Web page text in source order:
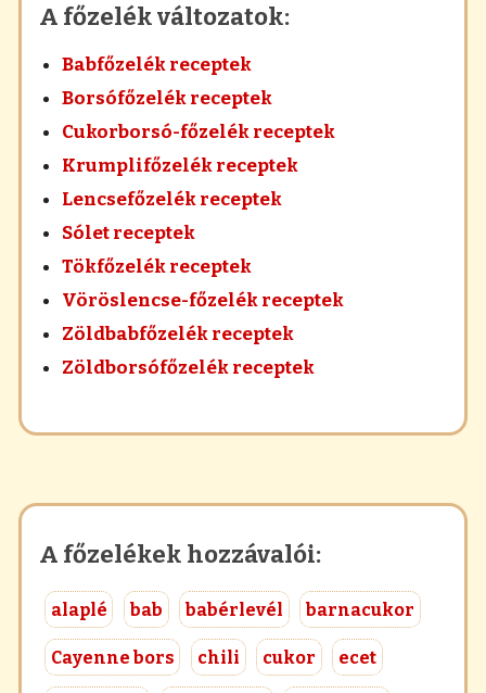
A főzelék változatok:
Babfőzelék receptek
Borsófőzelék receptek
Cukorborsó-főzelék receptek
Krumplifőzelék receptek
Lencsefőzelék receptek
Sólet receptek
Tökfőzelék receptek
Vöröslencse-főzelék receptek
Zöldbabfőzelék receptek
Zöldborsófőzelék receptek
A főzelékek hozzávalói:
alaplé bab babérlevél barnacukor
Cayenne bors chili cukor ecet